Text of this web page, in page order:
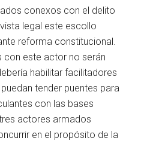
conexos con el delito
legal este escollo
reforma constitucional.
con este actor no serán
habilitar facilitadores
tender puentes para
con las bases
actores armados
en el propósito de la